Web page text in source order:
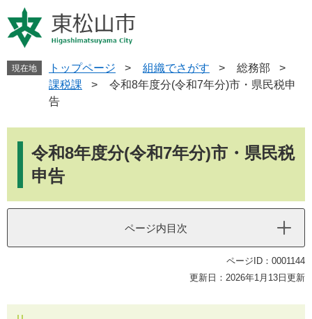
ー
ジ
ニ
ュ
現在地 トップページ > 組織でさがす > 総務部
>
課税課
>
令和8年度分(令和7年分)市・県民税申
告
令和8年度分(令和7年分)市・県民税
申告
ページ内目次
ページID：0001144
更新日：2026年1月13日更新